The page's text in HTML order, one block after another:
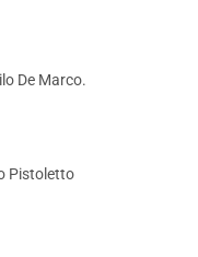
De Marco.
Pistoletto